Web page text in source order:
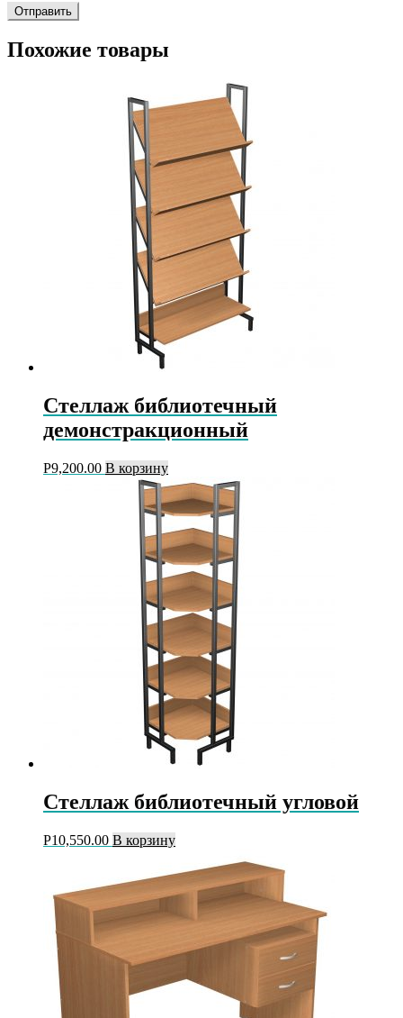
Похожие товары
Стеллаж библиотечный
демонстракционный
Р9,200.00 В корзину
Стеллаж библиотечный угловой
Р10,550.00 В корзину